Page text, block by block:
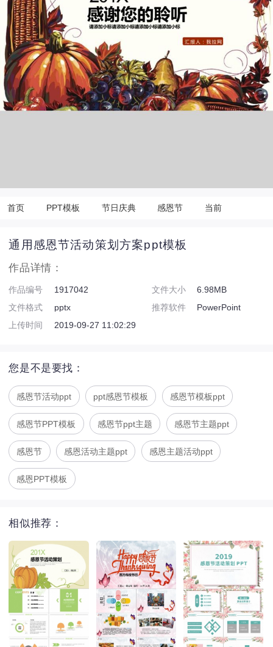
首页 PPT模板 节日庆典 感恩节 当前
通用感恩节活动策划方案ppt模板
作品详情：
作品编号 1917042 文件大小
6.98MB
文件格式
pptx 推荐软件
PowerPoint
上传时间
2019-09-27 11:02:29
您是不是要找：
感恩节活动ppt ppt感恩节模板 感恩节模板ppt
感恩节PPT模板 感恩节ppt主题 感恩节主题ppt
感恩节 感恩活动主题ppt 感恩主题活动ppt
感恩PPT模板
相似推荐：